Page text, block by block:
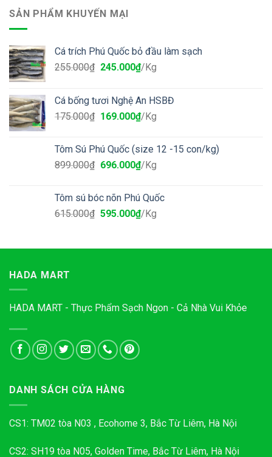
SẢN PHẨM KHUYẾN MẠI
Cá trích Phú Quốc bỏ đầu làm sạch
255.000₫ 245.000₫/Kg
Cá bống tươi Nghệ An HSBĐ
175.000₫ 169.000₫/Kg
Tôm Sú Phú Quốc (size 12 -15 con/kg)
899.000₫ 696.000₫/Kg
Tôm sú bóc nõn Phú Quốc
615.000₫ 595.000₫/Kg
HADA MART
HADA MART - Thực Phẩm Sạch Ngon - Cả Nhà Vui Khỏe
DANH SÁCH CỬA HÀNG
CS1: TM02 tòa N03 , Ecohome 3, Bắc Từ Liêm, Hà Nội
CS2: SH19 tòa N05, Golden Time, Bắc Từ Liêm, Hà Nội